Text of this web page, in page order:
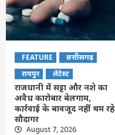
FEATURE
छत्तीसगढ़
रायपुर
लेटेस्ट
राजधानी में सट्टा और नशे का
अवैध कारोबार बेलगाम,
कार्रवाई के बावजूद नहीं थम रहे
सौदागर
August 7, 2026